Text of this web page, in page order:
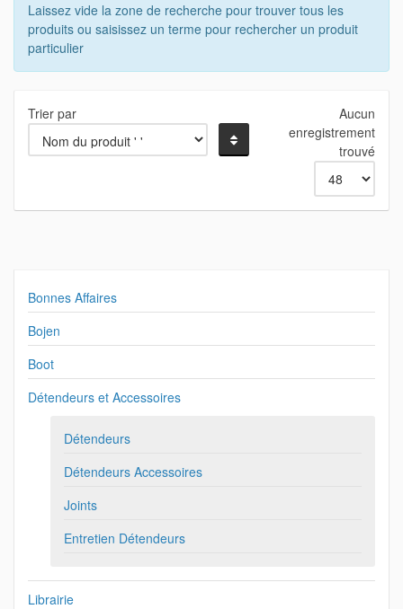
Laissez vide la zone de recherche pour trouver tous les
produits ou saisissez un terme pour rechercher un produit
particulier
Trier par
Aucun
enregistrement
trouvé
Bonnes Affaires
Bojen
Boot
Détendeurs et Accessoires
Détendeurs
Détendeurs Accessoires
Joints
Entretien Détendeurs
Librairie